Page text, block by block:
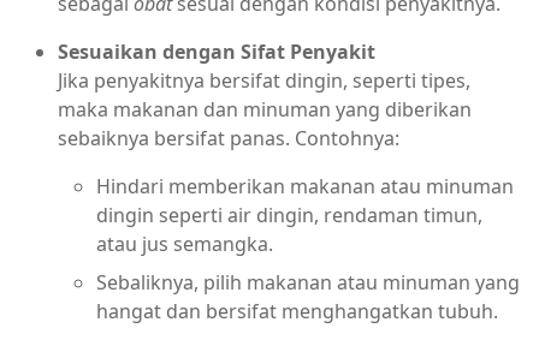
Sesuaikan dengan Sifat Penyakit
Jika penyakitnya bersifat dingin, seperti tipes,
maka makanan dan minuman yang diberikan
sebaiknya bersifat panas. Contohnya:
Hindari memberikan makanan atau minuman
dingin seperti air dingin, rendaman timun,
atau jus semangka.
Sebaliknya, pilih makanan atau minuman yang
hangat dan bersifat menghangatkan tubuh.